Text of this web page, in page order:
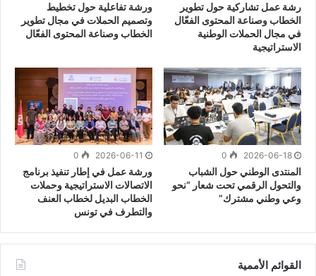
رشة عمل تشاركية حول تطوير
الخطاب وصناعة المحتوى الفعّال
في مجال الحملات الوطنية
الاستراتيجية
ورشة تفاعلية حول تخطيط
وتصميم الحملات في مجال تطوير
الخطاب وصناعة المحتوى الفعّال
2026-06-18
0
المنتدى الوطني حول الشباب
والتحول الرقمي تحت شعار “نحو
وعي وطني مشترك”
2026-06-11
0
ورشة عمل في إطار تنفيذ برنامج
الاتصالات الاستراتيجية وحملات
الخطاب البديل لخطاب العنف
والتطرف في تونس
القوائم الأممية